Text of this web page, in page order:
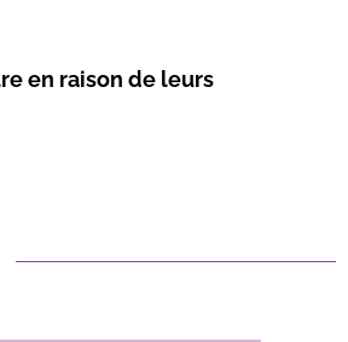
en raison de leurs